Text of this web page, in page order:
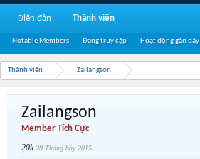
Thành viên Zailangson
Zailangson
Member Tích Cực
20k 28 Tháng bảy 2015
Diễn đàn Thành viên
Notable Members Đang truy cập Hoạt động gần đây